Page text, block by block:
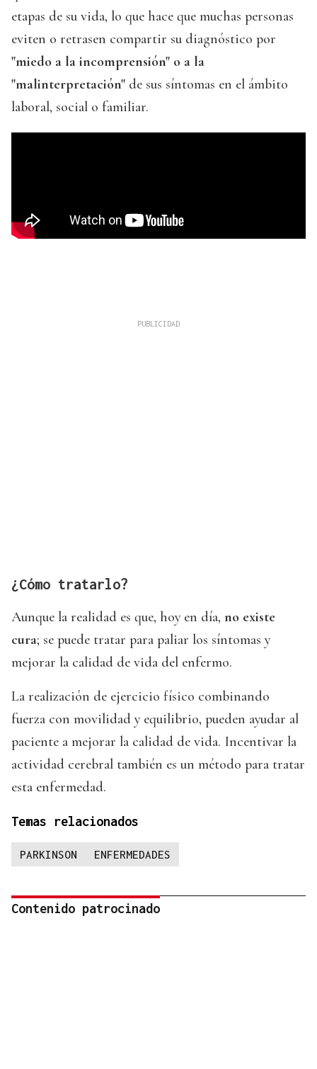
etapas de su vida, lo que hace que muchas personas
eviten o retrasen compartir su diagnóstico por
"miedo a la incomprensión" o a la
"malinterpretación" de sus síntomas en el ámbito
laboral, social o familiar.
¿Cómo tratarlo?
Aunque la realidad es que, hoy en día, no existe
cura; se puede tratar para paliar los síntomas y
mejorar la calidad de vida del enfermo.
La realización de ejercicio físico combinando
fuerza con movilidad y equilibrio, pueden ayudar al
paciente a mejorar la calidad de vida. Incentivar la
actividad cerebral también es un método para tratar
esta enfermedad.
Temas relacionados
PARKINSON ENFERMEDADES
Contenido patrocinado